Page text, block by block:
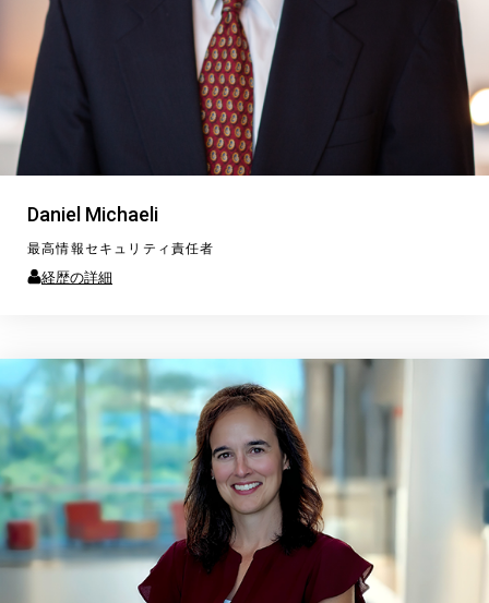
Daniel Michaeli
最高情報セキュリティ責任者
経歴の詳細